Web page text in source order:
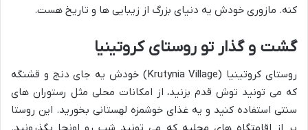
کنه. مازوری خودش یه دنیای بزرگ از زیبایی ها و تاریخ هست.
گشت و گذار تو روستای کروتینیا
روستای کروتینیا (Krutynia Village) خودش یه جای دنج و قشنگه
که می تونید توش قدم بزنید، از امکانات محلی مثل رستوران های
سنتی استفاده کنید و یه غذای خوشمزه لهستانی بخورید. این روستا